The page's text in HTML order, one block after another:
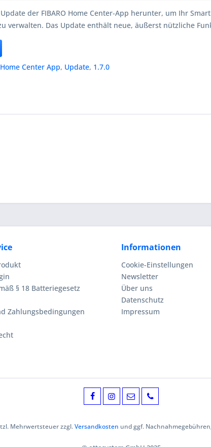
der FIBARO Home Center-App herunter, um Ihr
verwalten. Das Update enthält neue, äußerst nützliche
Home Center App, Update, 1.7.0
§ 18 Batteriegesetz
Zahlungsbedingungen
Informationen
Cookie-Einstellungen
Newsletter
Über uns
Datenschutz
Impressum
Mehrwertsteuer zzgl.Versandkosten und ggf.